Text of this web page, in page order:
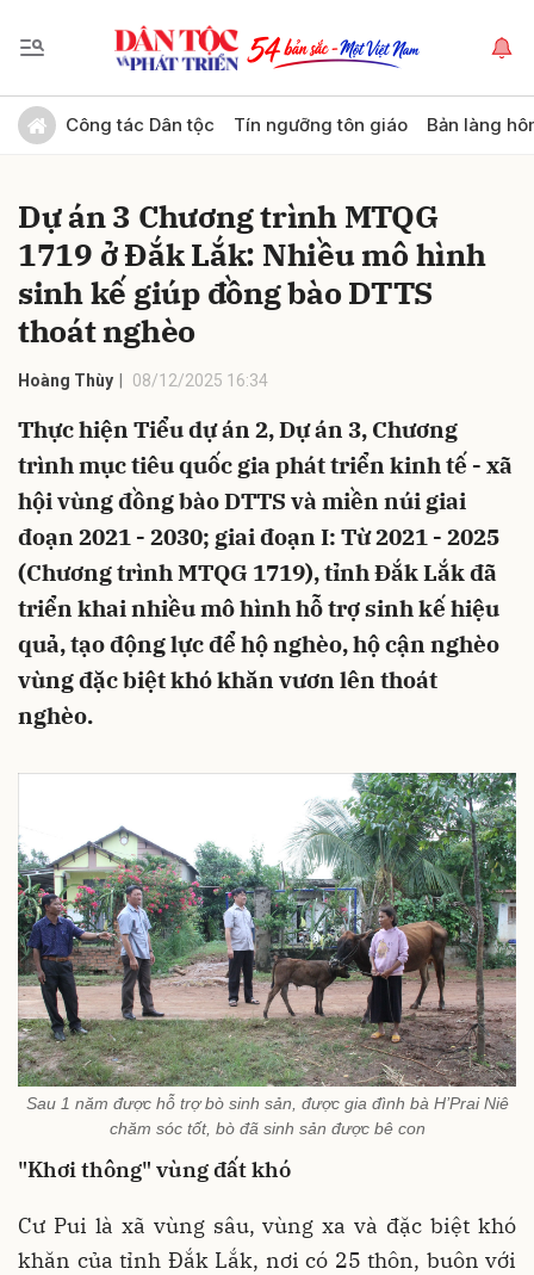
Công tác Dân tộc Tín ngưỡng tôn giáo Bản làng
Dự án 3 Chương trình MTQG
1719 ở Đắk Lắk: Nhiều mô hình
sinh kế giúp đồng bào DTTS
thoát nghèo
Hoàng Thùy 08/12/2025 16:34
Thực hiện Tiểu dự án 2, Dự án 3, Chương
trình mục tiêu quốc gia phát triển kinh tế - xã
hội vùng đồng bào DTTS và miền núi giai
đoạn 2021 - 2030; giai đoạn I: Từ 2021 - 2025
(Chương trình MTQG 1719), tỉnh Đắk Lắk đã
triển khai nhiều mô hình hỗ trợ sinh kế hiệu
quả, tạo động lực để hộ nghèo, hộ cận nghèo
vùng đặc biệt khó khăn vươn lên thoát
nghèo.
Sau 1 năm được hỗ trợ bò sinh sản, được gia đình bà H’Prai Niê
chăm sóc tốt, bò đã sinh sản được bê con
"Khơi thông" vùng đất khó
Cư Pui là xã vùng sâu, vùng xa và đặc biệt khó
khăn của tỉnh Đắk Lắk, nơi có 25 thôn, buôn với
Gửi bình luận